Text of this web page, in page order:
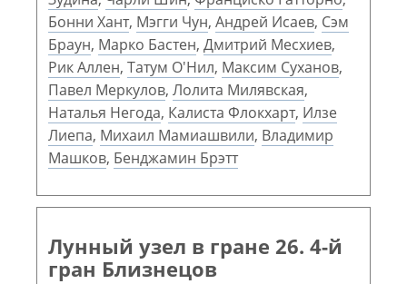
Бонни Хант, Мэгги Чун, Андрей Исаев, Сэм
Браун, Марко Бастен, Дмитрий Месхиев,
Рик Аллен, Татум О'Нил, Максим Суханов,
Павел Меркулов, Лолита Милявская,
Наталья Негода, Калиста Флокхарт, Илзе
Лиепа, Михаил Мамиашвили, Владимир
Машков, Бенджамин Брэтт
Лунный узел в гране 26. 4-й
гран Близнецов